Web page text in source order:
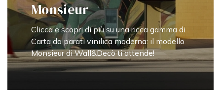
Monsieur
Clicca e scopri di più su una ricca gamma di
Carta da parati vinilica moderna: il modello
Monsieur di Wall&Decò ti attende!